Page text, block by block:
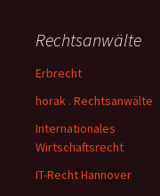
Rechtsanwälte
Erbrecht
horak . Rechtsanwälte
Internationales
Wirtschaftsrecht
IT-Recht Hannover